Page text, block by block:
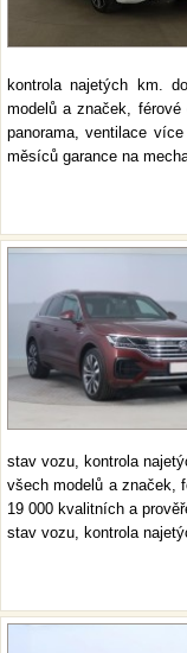
kontrola najetých km.
modelů a značek,
panorama, ventilace
měsíců garance na
stav vozu, kontrola
všech modelů a značek,
19 000 kvalitních a
stav vozu, kontrola